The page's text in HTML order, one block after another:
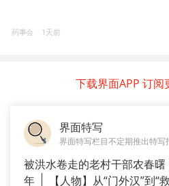
药事会 1天前
下载界面APP 订阅
界面特写
界面特写栏目不定期推出特写
被洪水卷走的老村干部农春曙
年
【人物】从“门外汉”到“